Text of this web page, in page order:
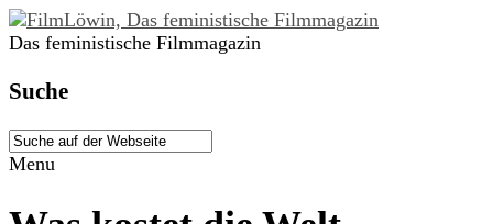
Das feministische Filmmagazin
Suche
Menu